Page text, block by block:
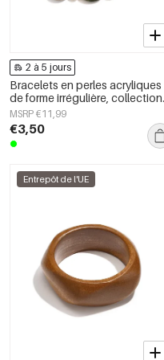
2 à 5 jours
Bracelets en perles acryliques
de forme irrégulière, collection
Simple Daily Simple, bijoux pour
femmes
MSRP €11,99
€3,50
Entrepôt de l'UE